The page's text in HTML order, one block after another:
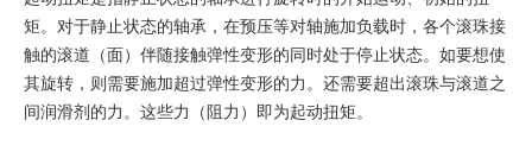
加入我们
矩。对于静止状态的轴承，在预压等对轴施加负载时，各个滚珠接
触的滚道（面）伴随接触弹性变形的同时处于停止状态。如要想使
其旋转，则需要施加超过弹性变形的力。还需要超出滚珠与滚道之
间润滑剂的力。这些力（阻力）即为起动扭矩。